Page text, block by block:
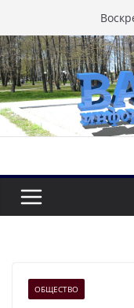
к
содержимому
ОБЩЕСТВО